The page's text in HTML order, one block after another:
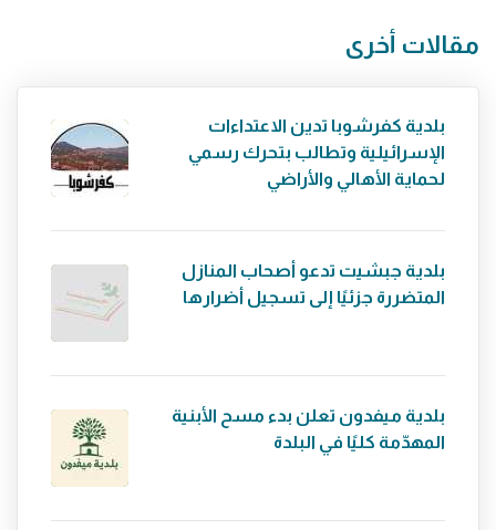
مقالات أخرى
بلدية كفرشوبا تدين الاعتداءات
الإسرائيلية وتطالب بتحرك رسمي
لحماية الأهالي والأراضي
بلدية جبشيت تدعو أصحاب المنازل
المتضررة جزئيًا إلى تسجيل أضرارها
بلدية ميفدون تعلن بدء مسح الأبنية
المهدّمة كليًا في البلدة